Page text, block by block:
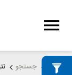
خانه جستجو